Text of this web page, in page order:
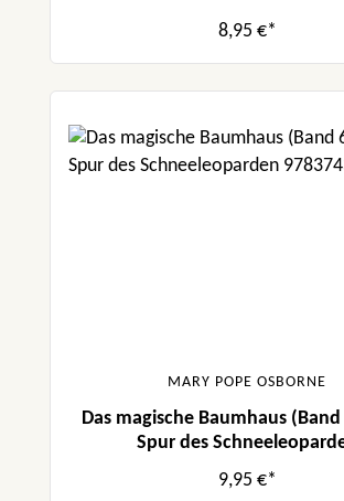
8,95 €*
MARY POPE OSBORNE
Das magische Baumhaus
Spur des
9,95 €*